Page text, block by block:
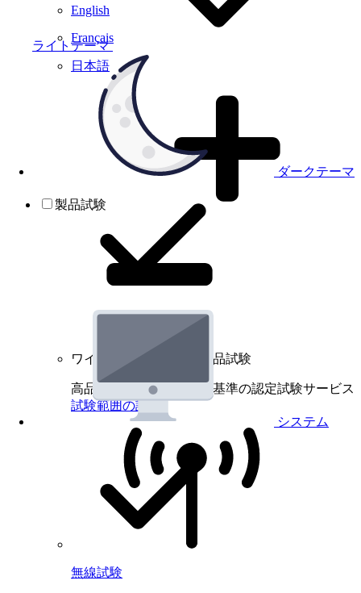
ライトテーマ
ダークテーマ
システム
English
Français
日本語
製品試験
ワイヤレスデバイスの製品試験
高品質規格に基づく国際基準の認定試験サービス
試験範囲の詳細
無線試験